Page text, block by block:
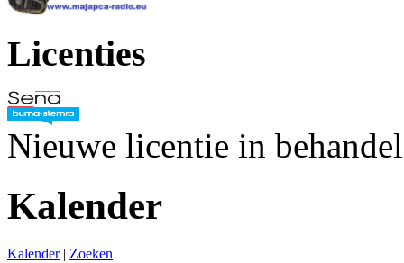
Licenties
Nieuwe licentie in
Kalender
Kalender | Zoeken